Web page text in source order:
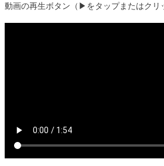
動画の再生ボタン（▶をタップまたはクリ